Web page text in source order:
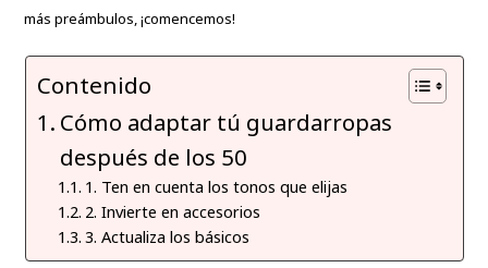
más preámbulos, ¡comencemos!
Contenido
Cómo adaptar tú guardarropas
después de los 50
1. Ten en cuenta los tonos que elijas
2. Invierte en accesorios
3. Actualiza los básicos